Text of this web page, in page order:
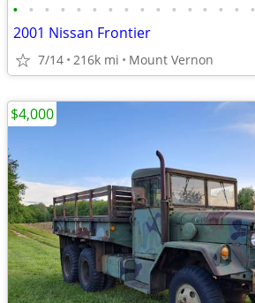
• • • • • • • • • • • • • • • •
2001 Nissan Frontier
7/14 216k mi Mount Vernon
$4,000